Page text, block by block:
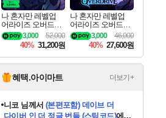
나 혼자만 레벨업
어라이즈 오버드라
이브 디럭스 에디션
Solo Leveling Arise
Overdrive Deluxe Edi
tion
52,000
3,000
40% 31,200원
나 혼자만 레벨업
어라이즈 오버드라
이브 Solo Leveling A
rise
46,000
3,000
40% 27,600원
혜택.아이마트 더보기+
니코 님께서 (본편포함) 데이브 더
다이버 인 더 정글 번들 (스팀코드)에